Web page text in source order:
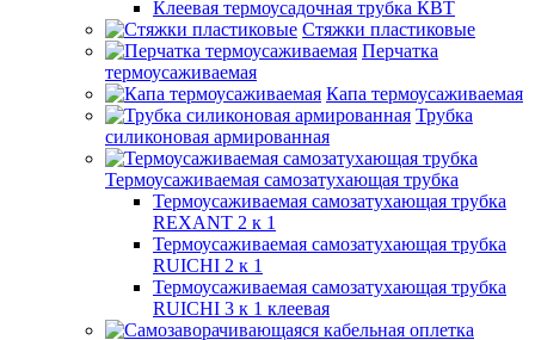
Клеевая термоусадочная трубка КВТ
Стяжки пластиковые
Перчатка
термоусаживаемая
Капа термоусаживаемая
Трубка
силиконовая армированная
Термоусаживаемая самозатухающая трубка
Термоусаживаемая самозатухающая трубка
REXANT 2 к 1
Термоусаживаемая самозатухающая трубка
RUICHI 2 к 1
Термоусаживаемая самозатухающая трубка
RUICHI 3 к 1 клеевая